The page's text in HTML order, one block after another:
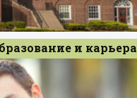
и карьера